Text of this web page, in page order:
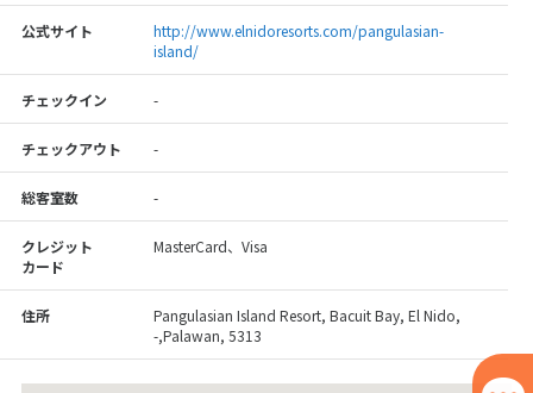
公式サイト
http://www.elnidoresorts.com/pangulasian-
island/
チェックイン -
チェックアウト -
総客室数 -
クレジット
カード
MasterCard、Visa
住所
Pangulasian Island Resort, Bacuit Bay, El Nido,
-,Palawan, 5313